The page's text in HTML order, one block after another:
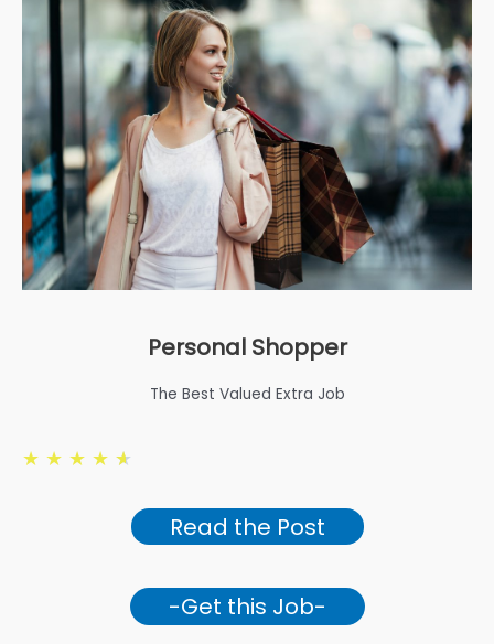
Personal Shopper
The Best Valued Extra Job
★ ★ ★ ★ ★
Read the Post
-Get this Job-